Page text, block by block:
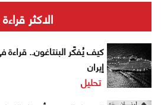
الاكثر قراءة
كيف يُفكّر البنتاغون..
إيران
تحليل